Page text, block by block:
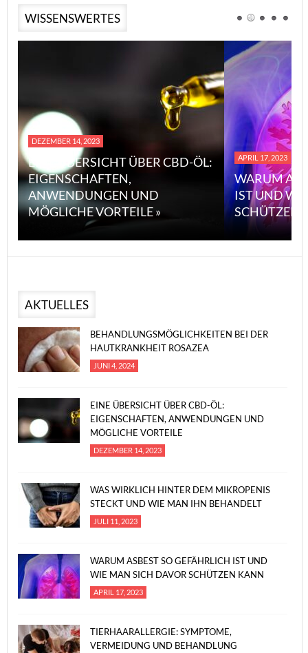
WISSENSWERTES
DEZEMBER 14, 2023
EINE ÜBERSICHT ÜBER CBD-ÖL:
EIGENSCHAFTEN,
ANWENDUNGEN UND
MÖGLICHE VORTEILE »
APRIL 17, 2023
WARUM
IST UND
SCHÜTZEN
AKTUELLES
BEHANDLUNGSMÖGLICHKEITEN BEI DER
HAUTKRANKHEIT ROSAZEA
JUNI 4, 2024
EINE ÜBERSICHT ÜBER CBD-ÖL:
EIGENSCHAFTEN, ANWENDUNGEN UND
MÖGLICHE VORTEILE
DEZEMBER 14, 2023
WAS WIRKLICH HINTER DEM MIKROPENIS
STECKT UND WIE MAN IHN BEHANDELT
JULI 11, 2023
WARUM ASBEST SO GEFÄHRLICH IST UND
WIE MAN SICH DAVOR SCHÜTZEN KANN
APRIL 17, 2023
TIERHAARALLERGIE: SYMPTOME,
VERMEIDUNG UND BEHANDLUNG